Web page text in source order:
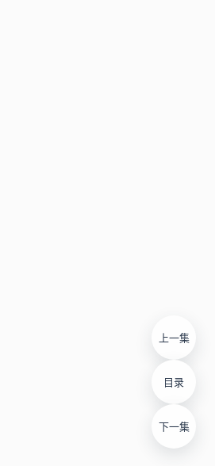
上一集
目录
下一集